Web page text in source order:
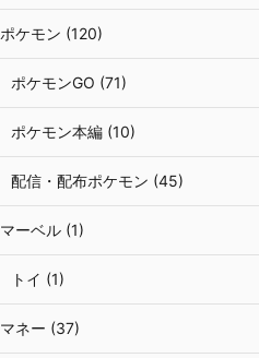
ポケモン (120)
ポケモンGO (71)
ポケモン本編 (10)
配信・配布ポケモン (45)
マーベル (1)
トイ (1)
マネー (37)